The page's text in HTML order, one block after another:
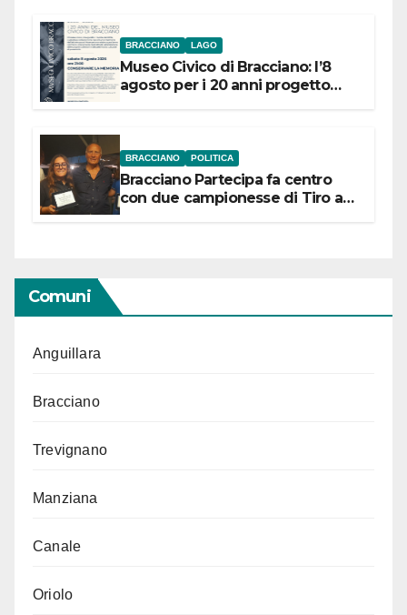
BRACCIANO LAGO
Museo Civico di Bracciano: l’8
agosto per i 20 anni progetto
BRACCIANO POLITICA
Bracciano Partecipa fa centro
con due campionesse di Tiro a
Comuni
Anguillara
Bracciano
Trevignano
Manziana
Canale
Oriolo